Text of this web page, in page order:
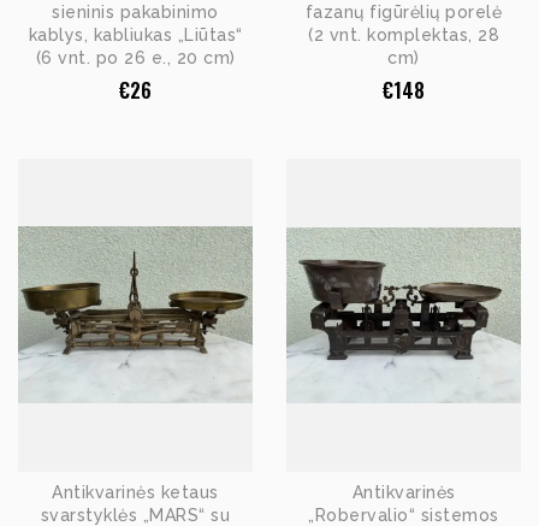
sieninis pakabinimo
kablys, kabliukas „Liūtas“
(6 vnt. po 26 e., 20 cm)
€26
fazanų figūrėlių porelė
(2 vnt. komplektas, 28
cm)
€148
Antikvarinės ketaus
svarstyklės „MARS“ su
Antikvarinės
„Robervalio“ sistemos